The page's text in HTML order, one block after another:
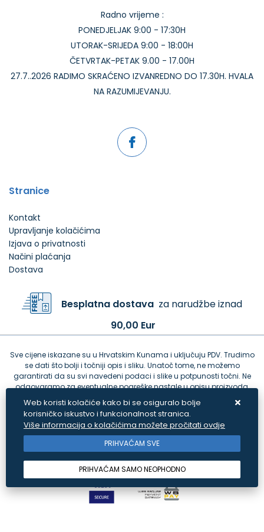
Radno vrijeme :
PONEDJELJAK 9:00 - 17:30H
UTORAK-SRIJEDA 9:00 - 18:00H
ČETVRTAK-PETAK 9.00 - 17.00H
27.7..2026 RADIMO SKRAĆENO IZVANREDNO DO 17.30H. HVALA
NA RAZUMIJEVANJU.
Stranice
Kontakt
Upravljanje kolačićima
Izjava o privatnosti
Načini plaćanja
Dostava
Besplatna dostavaza narudžbe iznad
90,00 Eur
Sve cijene iskazane su u Hrvatskim Kunama i uključuju PDV. Trudimo
se dati što bolji i točniji opis i sliku. Unatoč tome, ne možemo
garantirati da su svi navedeni podaci i slike u potpunosti točni. Ne
odgovaramo za eventualne pogreške nastale u opisu proizvoda,
greške prilikom štampanja te promjene cijena.
Web koristi kolačiće kako bi se osiguralo bolje
korisničko iskustvo i funkcionalnost stranica.
Više informacija o kolačićima možete pročitati ovdje
PRIHVAĆAM SVE
PRIHVAĆAM SAMO NEOPHODNO